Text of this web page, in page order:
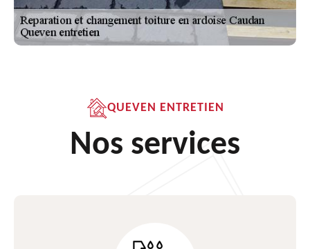
QUEVEN ENTRETIEN
Nos services